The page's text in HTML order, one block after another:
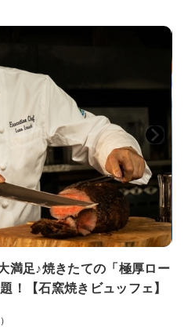
る朝食ビュッフェ。
よって変更される場合があります。
》石窯ダイニング白樺（しらかば）
、開放感あふれる吹き抜けが特徴の
利用はご遠慮ください。
よりセットメニューに変更する場合
満足♪焼きたての「極厚ロー
！【石窯焼きビュッフェ】